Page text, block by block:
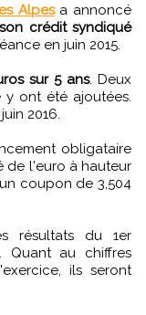
Alpesa annoncé
crédit syndiqué
en juin 2015.
sur 5 ans. Deux
ont été ajoutées.
2016.
obligataire
de l'euro à hauteur
coupon de 3,504
résultats du 1er
Quant au chiffres
ils seront